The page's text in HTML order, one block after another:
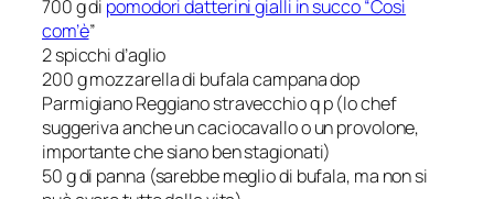
700 g di pomodori datterini gialli in succo “Così
com’è”
2 spicchi d’aglio
200 g mozzarella di bufala campana dop
Parmigiano Reggiano stravecchio q p (lo chef
suggeriva anche un caciocavallo o un provolone,
importante che siano ben stagionati)
50 g di panna (sarebbe meglio di bufala, ma non si